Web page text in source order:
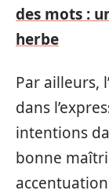
des mots :
herbe
Par ailleurs,
dans
intentions
bonne